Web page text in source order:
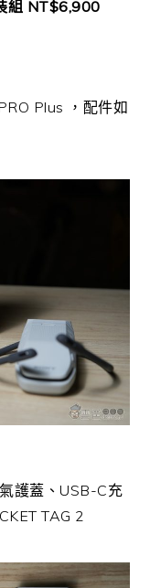
組 NT$6,900
Plus ，配件如
護蓋、USB-C充
TAG 2